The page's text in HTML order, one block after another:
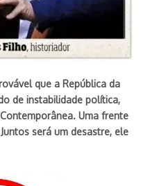
que a República da
de instabilidade política,
Uma frente
será um desastre, ele